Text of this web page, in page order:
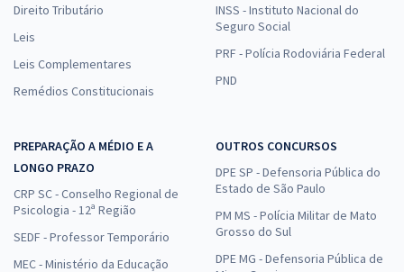
Direito Tributário
Leis
Leis Complementares
Remédios Constitucionais
INSS - Instituto Nacional do
Seguro Social
PRF - Polícia Rodoviária Federal
PND
PREPARAÇÃO A MÉDIO E A
LONGO PRAZO
CRP SC - Conselho Regional de
Psicologia - 12ª Região
SEDF - Professor Temporário
MEC - Ministério da Educação
OUTROS CONCURSOS
DPE SP - Defensoria Pública do
Estado de São Paulo
PM MS - Polícia Militar de Mato
Grosso do Sul
DPE MG - Defensoria Pública de